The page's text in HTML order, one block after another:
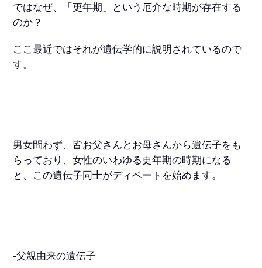
ではなぜ、「更年期」という厄介な時期が存在する
のか？
ここ最近ではそれが遺伝学的に説明されているので
す。
男女問わず、皆お父さんとお母さんから遺伝子をも
らっており、女性のいわゆる更年期の時期になる
と、この遺伝子同士がディベートを始めます。
-父親由来の遺伝子